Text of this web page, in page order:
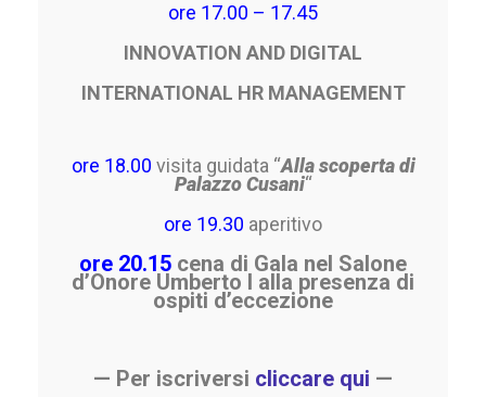
ore 17.00 – 17.45
INNOVATION AND DIGITAL
INTERNATIONAL HR MANAGEMENT
ore 18.00 visita guidata “Alla scoperta di
Palazzo Cusani“
ore 19.30 aperitivo
ore 20.15 cena di Gala nel Salone
d’Onore Umberto I alla presenza di
ospiti d’eccezione
— Per iscriversi cliccare qui —